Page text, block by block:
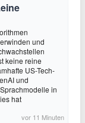
und
keine reine
US-Tech-
und
in
hat
vor 11 Minuten